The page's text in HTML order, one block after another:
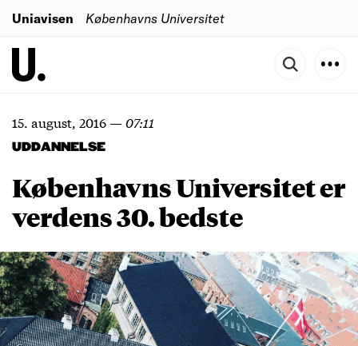
Uniavisen Københavns Universitet
15. august, 2016—07:11
UDDANNELSE
Københavns Universitet er
verdens 30. bedste